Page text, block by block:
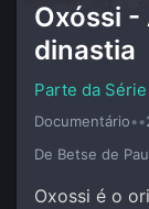
Oxóssi -
dinastia
Documentário••
De Betse de
Oxossi é o